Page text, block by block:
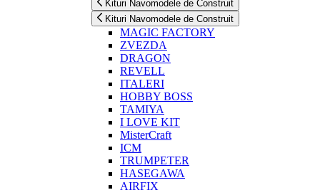
Kituri Navomodele de Construit
Kituri Navomodele de Construit
MAGIC FACTORY
ZVEZDA
DRAGON
REVELL
ITALERI
HOBBY BOSS
TAMIYA
I LOVE KIT
MisterCraft
ICM
TRUMPETER
HASEGAWA
AIRFIX